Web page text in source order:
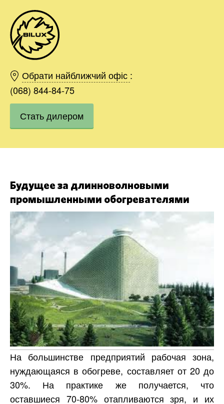
Обрати найближчий офіс :
(068) 844-84-75
Стать дилером
Будущее за длинноволновыми
промышленными обогревателями
На большинстве предприятий рабочая зона,
нуждающаяся в обогреве, составляет от 20 до
30%. На практике же получается, что
оставшиеся 70-80% отапливаются зря, и их
Киев
Харьков
Одесса
Днепр
Ивано-Франковск
Область